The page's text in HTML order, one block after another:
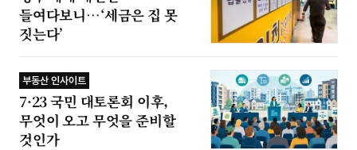
들여다보니…‘세금은 집 못
짓는다’
부동산 인사이트
7·23 국민 대토론회 이후,
무엇이 오고 무엇을 준비할
것인가